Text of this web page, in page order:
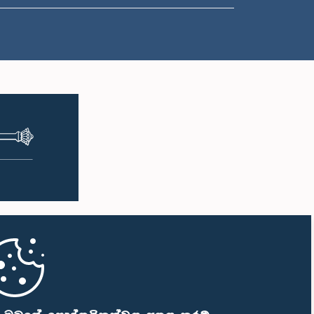
ප.ව. 2:01 - ප.ව. 2:12